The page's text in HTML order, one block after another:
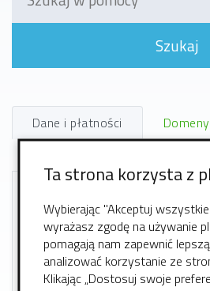
Szukaj
Dane i płatności
Dane osobowe i firmowe
Dane do płatności
Rozliczenia
Ta strona korzysta z
Wybierając "Akceptuj
wyrażasz zgodę na używanie
pomagają nam zapewnić
analizować korzystanie ze
Klikając „Dostosuj swoje